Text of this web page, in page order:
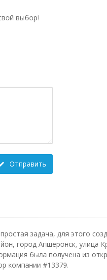
выбор!
Отправить
задача, для этого
город Апшеронск, улица
была получена из
компании #13379.